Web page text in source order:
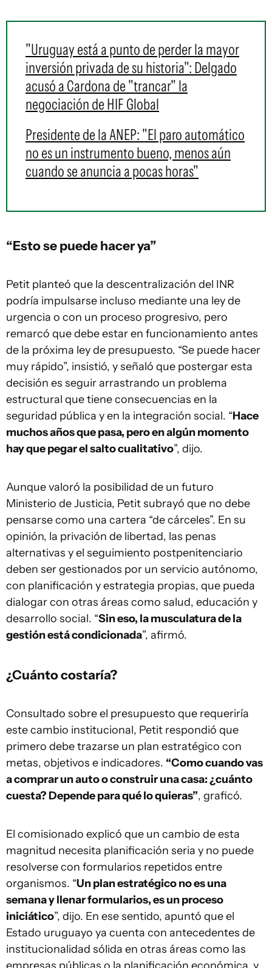
"Uruguay está a punto de perder la mayor
inversión privada de su historia": Delgado
acusó a Cardona de "trancar" la
negociación de HIF Global
Presidente de la ANEP: "El paro automático
no es un instrumento bueno, menos aún
cuando se anuncia a pocas horas"
“Esto se puede hacer ya”
Petit planteó que la descentralización del INR
podría impulsarse incluso mediante una ley de
urgencia o con un proceso progresivo, pero
remarcó que debe estar en funcionamiento antes
de la próxima ley de presupuesto. “Se puede hacer
muy rápido”, insistió, y señaló que postergar esta
decisión es seguir arrastrando un problema
estructural que tiene consecuencias en la
seguridad pública y en la integración social. “Hace
muchos años que pasa, pero en algún momento
hay que pegar el salto cualitativo”, dijo.
Aunque valoró la posibilidad de un futuro
Ministerio de Justicia, Petit subrayó que no debe
pensarse como una cartera “de cárceles”. En su
opinión, la privación de libertad, las penas
alternativas y el seguimiento postpenitenciario
deben ser gestionados por un servicio autónomo,
con planificación y estrategia propias, que pueda
dialogar con otras áreas como salud, educación y
desarrollo social. “Sin eso, la musculatura de la
gestión está condicionada”, afirmó.
¿Cuánto costaría?
Consultado sobre el presupuesto que requeriría
este cambio institucional, Petit respondió que
primero debe trazarse un plan estratégico con
metas, objetivos e indicadores. “Como cuando vas
a comprar un auto o construir una casa: ¿cuánto
cuesta? Depende para qué lo quieras”, graficó.
El comisionado explicó que un cambio de esta
magnitud necesita planificación seria y no puede
resolverse con formularios repetidos entre
organismos. “Un plan estratégico no es una
semana y llenar formularios, es un proceso
iniciático”, dijo. En ese sentido, apuntó que el
Estado uruguayo ya cuenta con antecedentes de
institucionalidad sólida en otras áreas como las